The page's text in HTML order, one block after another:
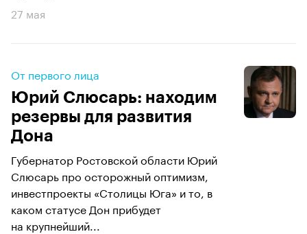
27 мая
От первого лица
Юрий Слюсарь: находим
резервы для развития
Дона
Губернатор Ростовской области Юрий
Слюсарь про осторожный оптимизм,
инвестпроекты «Столицы Юга» и то, в
каком статусе Дон прибудет
на крупнейший...